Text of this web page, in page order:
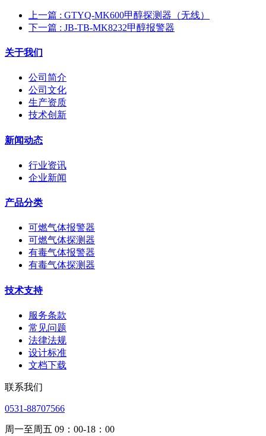
上一篇 : GTYQ-MK600甲醇探测器（无线）
下一篇 : JB-TB-MK8232甲醇报警器
关于我们
公司简介
公司文化
生产资质
技术创新
新闻动态
行业资讯
企业新闻
产品分类
可燃气体报警器
可燃气体探测器
有毒气体报警器
有毒气体探测器
技术支持
服务条款
常见问题
法律法规
设计标准
文档下载
联系我们
0531-88707566
周一至周五 09：00-18：00